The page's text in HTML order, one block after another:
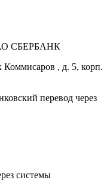
СБЕРБАНК
Коммисаров , д. 5, корп.
перевод через
системы